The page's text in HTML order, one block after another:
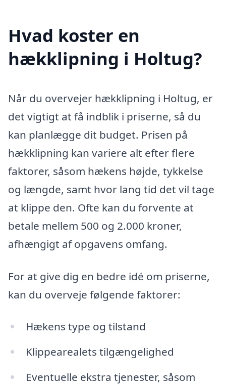
Hvad koster en
hækklipning i Holtug?
Når du overvejer hækklipning i Holtug, er
det vigtigt at få indblik i priserne, så du
kan planlægge dit budget. Prisen på
hækklipning kan variere alt efter flere
faktorer, såsom hækens højde, tykkelse
og længde, samt hvor lang tid det vil tage
at klippe den. Ofte kan du forvente at
betale mellem 500 og 2.000 kroner,
afhængigt af opgavens omfang.
For at give dig en bedre idé om priserne,
kan du overveje følgende faktorer:
Hækens type og tilstand
Klippearealets tilgængelighed
Eventuelle ekstra tjenester, såsom